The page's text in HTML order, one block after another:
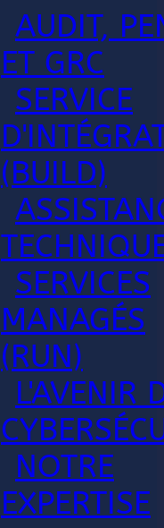
AUDIT,
ET GRC
SERVICE
(BUILD)
SERVICES
MANAGÉS
(RUN)
L'AVENIR
NOTRE
EXPERTISE